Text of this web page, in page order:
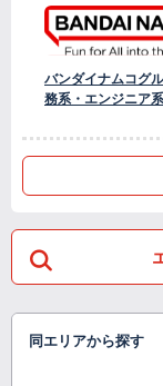
バンダイナムコグ
務系・エンジニア
同エリアから探す